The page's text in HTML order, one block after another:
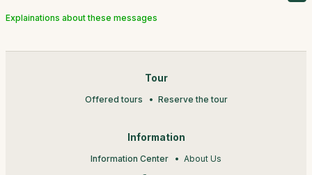
Explainations about these messages
Tour
Offered tours Reserve the tour
Information
Information Center About Us